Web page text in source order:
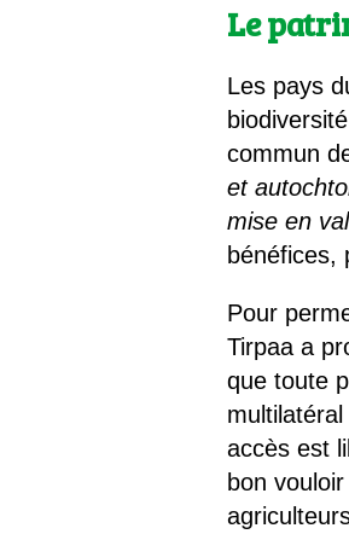
Le
Les pays
commun
et
mise en
bénéfices,
Pour
Tirpaa a
que toute
accès est
bon